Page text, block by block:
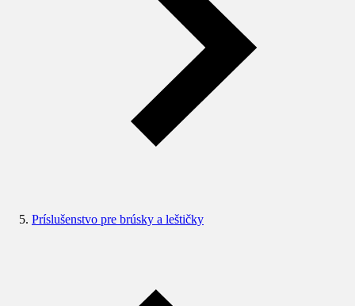
Príslušenstvo pre brúsky a leštičky